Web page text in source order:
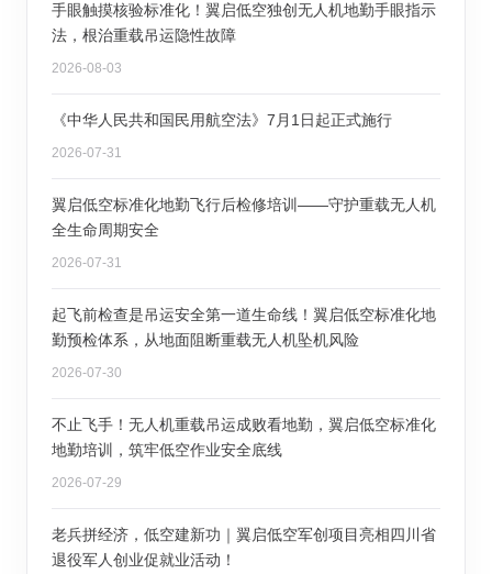
手眼触摸核验标准化！翼启低空独创无人机地勤手眼指示
法，根治重载吊运隐性故障
2026-08-03
《中华人民共和国民用航空法》7月1日起正式施行
2026-07-31
翼启低空标准化地勤飞行后检修培训——守护重载无人机
全生命周期安全
2026-07-31
起飞前检查是吊运安全第一道生命线！翼启低空标准化地
勤预检体系，从地面阻断重载无人机坠机风险
2026-07-30
不止飞手！无人机重载吊运成败看地勤，翼启低空标准化
地勤培训，筑牢低空作业安全底线
2026-07-29
老兵拼经济，低空建新功｜翼启低空军创项目亮相四川省
退役军人创业促就业活动！